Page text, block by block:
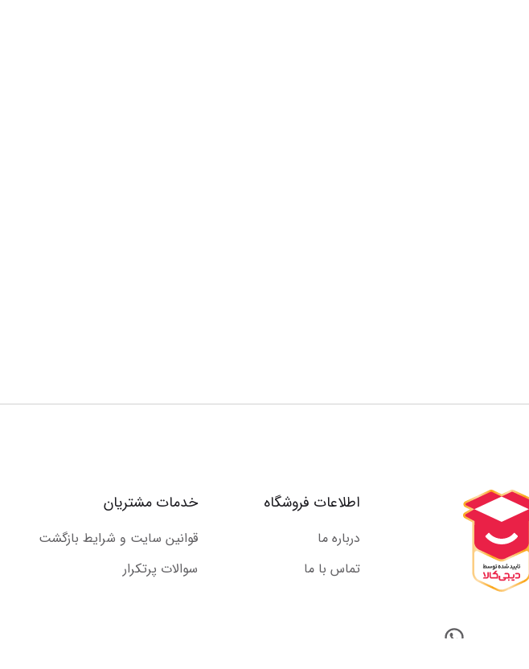
اطلاعات فروشگاه
درباره ما
تماس با ما
خدمات مشتریان
قوانین سایت و شرایط بازگشت
سوالات پرتکرار